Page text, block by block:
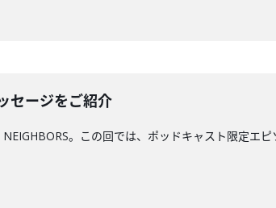
セージをご紹介
。この回では、ポッドキャスト限定エ